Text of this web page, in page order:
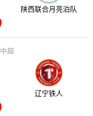
陕西联合月亮泊队
中超
辽宁铁人